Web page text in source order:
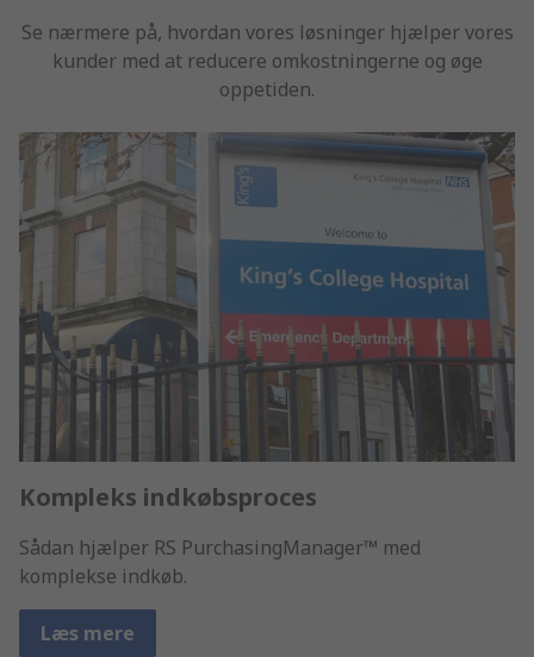
Se nærmere på, hvordan vores løsninger hjælper vores
kunder med at reducere omkostningerne og øge
oppetiden.
Kompleks indkøbsproces
Sådan hjælper RS PurchasingManager™ med
komplekse indkøb.
Læs mere